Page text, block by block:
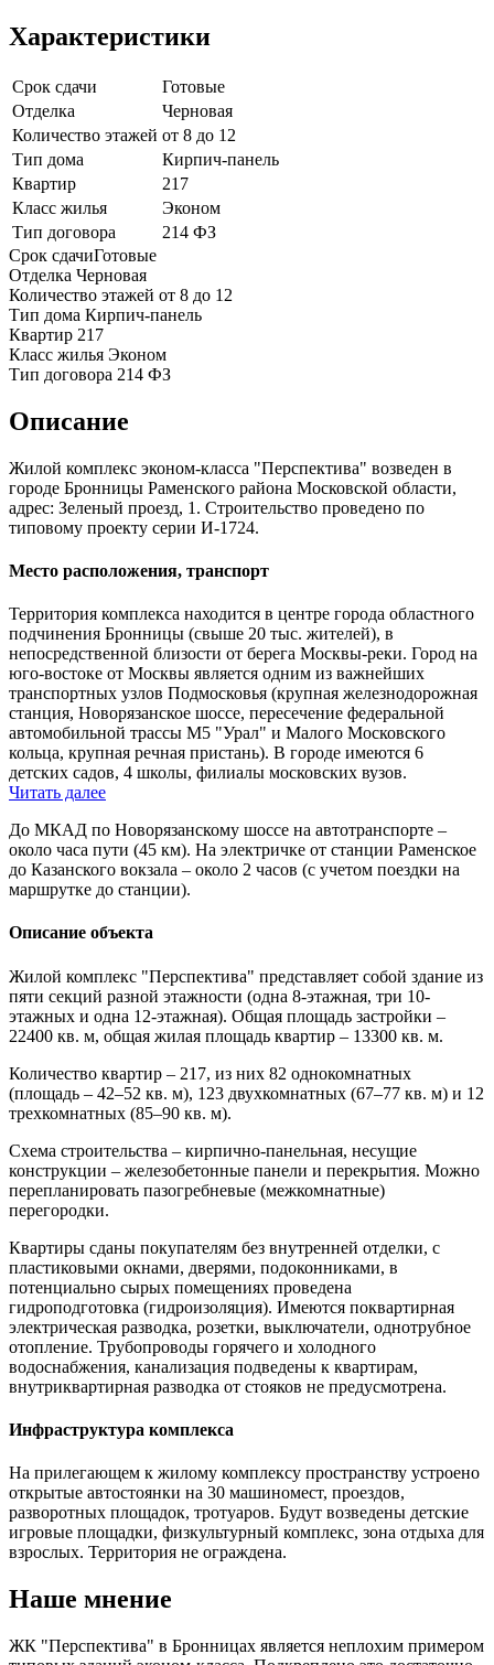
Характеристики
Срок сдачи
Готовые
Отделка
Черновая
Количество этажей от 8 до 12
Тип дома
Кирпич-панель
Квартир
217
Класс жилья
Эконом
Тип договора
214 ФЗ
Срок сдачиГотовые
Отделка Черновая
Количество этажей от 8 до 12
Тип дома Кирпич-панель
Квартир 217
Класс жилья Эконом
Тип договора 214 ФЗ
Описание
Жилой комплекс эконом-класса "Перспектива" возведен в
городе Бронницы Раменского района Московской области,
адрес: Зеленый проезд, 1. Строительство проведено по
типовому проекту серии И-1724.
Место расположения, транспорт
Территория комплекса находится в центре города областного
подчинения Бронницы (свыше 20 тыс. жителей), в
непосредственной близости от берега Москвы-реки. Город на
юго-востоке от Москвы является одним из важнейших
транспортных узлов Подмосковья (крупная железнодорожная
станция, Новорязанское шоссе, пересечение федеральной
автомобильной трассы М5 "Урал" и Малого Московского
кольца, крупная речная пристань). В городе имеются 6
детских садов, 4 школы, филиалы московских вузов.
Читать далее
До МКАД по Новорязанскому шоссе на автотранспорте –
около часа пути (45 км). На электричке от станции Раменское
до Казанского вокзала – около 2 часов (с учетом поездки на
маршрутке до станции).
Описание объекта
Жилой комплекс "Перспектива" представляет собой здание из
пяти секций разной этажности (одна 8-этажная, три 10-
этажных и одна 12-этажная). Общая площадь застройки –
22400 кв. м, общая жилая площадь квартир – 13300 кв. м.
Количество квартир – 217, из них 82 однокомнатных
(площадь – 42–52 кв. м), 123 двухкомнатных (67–77 кв. м) и 12
трехкомнатных (85–90 кв. м).
Схема строительства – кирпично-панельная, несущие
конструкции – железобетонные панели и перекрытия. Можно
перепланировать пазогребневые (межкомнатные)
перегородки.
Квартиры сданы покупателям без внутренней отделки, с
пластиковыми окнами, дверями, подоконниками, в
потенциально сырых помещениях проведена
гидроподготовка (гидроизоляция). Имеются поквартирная
электрическая разводка, розетки, выключатели, однотрубное
отопление. Трубопроводы горячего и холодного
водоснабжения, канализация подведены к квартирам,
внутриквартирная разводка от стояков не предусмотрена.
Инфраструктура комплекса
На прилегающем к жилому комплексу пространству устроено
открытые автостоянки на 30 машиномест, проездов,
разворотных площадок, тротуаров. Будут возведены детские
игровые площадки, физкультурный комплекс, зона отдыха для
взрослых. Территория не ограждена.
Наше мнение
ЖК "Перспектива" в Бронницах является неплохим примером